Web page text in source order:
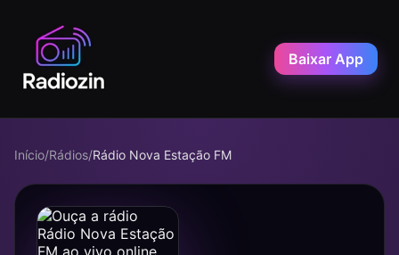
Baixar App
Início/Rádios/Rádio Nova Estação FM